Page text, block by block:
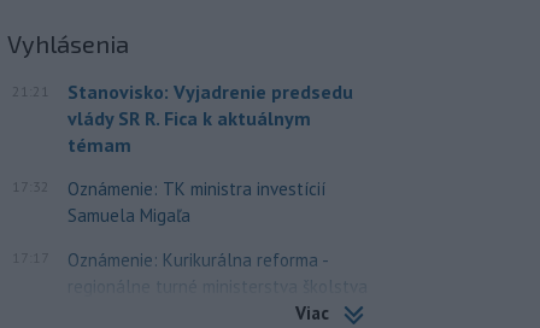
Vyhlásenia
21:21
Stanovisko: Vyjadrenie predsedu
vlády SR R. Fica k aktuálnym
témam
17:32
Oznámenie: TK ministra investícií
Samuela Migaľa
Oznámenie: Kurikurálna reforma -
regionálne turné ministerstva školstva
Viac